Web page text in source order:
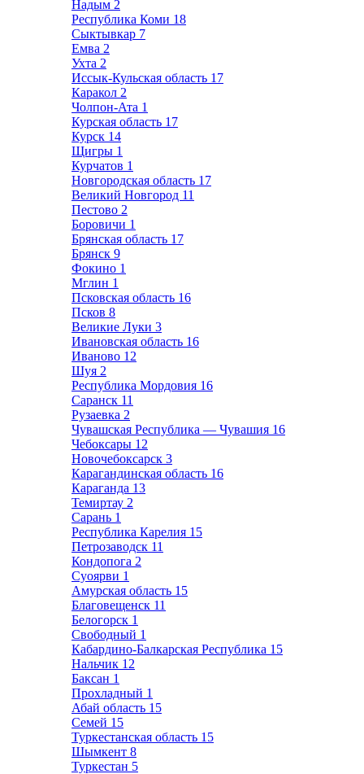
Надым 2
Республика Коми 18
Сыктывкар 7
Емва 2
Ухта 2
Иссык-Кульская область 17
Каракол 2
Чолпон-Ата 1
Курская область 17
Курск 14
Щигры 1
Курчатов 1
Новгородская область 17
Великий Новгород 11
Пестово 2
Боровичи 1
Брянская область 17
Брянск 9
Фокино 1
Мглин 1
Псковская область 16
Псков 8
Великие Луки 3
Ивановская область 16
Иваново 12
Шуя 2
Республика Мордовия 16
Саранск 11
Рузаевка 2
Чувашская Республика — Чувашия 16
Чебоксары 12
Новочебоксарск 3
Карагандинская область 16
Караганда 13
Темиртау 2
Сарань 1
Республика Карелия 15
Петрозаводск 11
Кондопога 2
Суоярви 1
Амурская область 15
Благовещенск 11
Белогорск 1
Свободный 1
Кабардино-Балкарская Республика 15
Нальчик 12
Баксан 1
Прохладный 1
Абай область 15
Семей 15
Туркестанская область 15
Шымкент 8
Туркестан 5